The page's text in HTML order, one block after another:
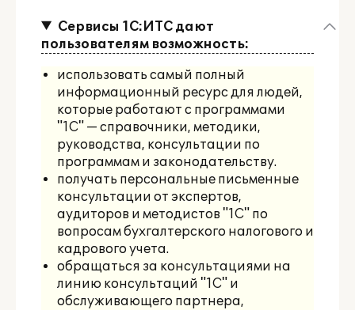
Сервисы 1С:ИТС дают
пользователям возможность:
использовать самый полный
информационный ресурс для людей,
которые работают с программами
"1С" — справочники, методики,
руководства, консультации по
программам и законодательству.
получать персональные письменные
консультации от экспертов,
аудиторов и методистов "1С" по
вопросам бухгалтерского налогового и
кадрового учета.
обращаться за консультациями на
линию консультаций "1С" и
обслуживающего партнера,